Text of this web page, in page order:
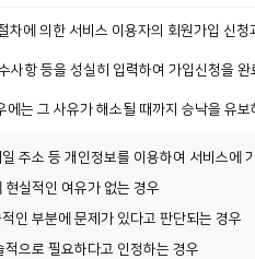
에 의한 서비스 이용자의 회원가입 신청
사항 등을 성실히 입력하여 가입신청을
에는 그 사유가 해소될 때까지 승낙을 유
주소 등 개인정보를 이용하여 서비스에
실적인 여유가 없는 경우
인 부분에 문제가 있다고 판단되는 경우
으로 필요하다고 인정하는 경우